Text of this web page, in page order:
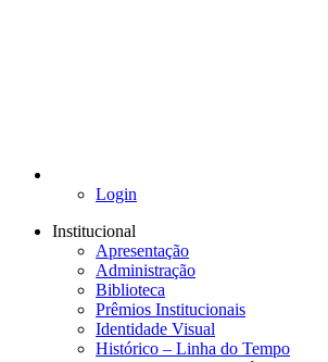
Login
Institucional
Apresentação
Administração
Biblioteca
Prêmios Institucionais
Identidade Visual
Histórico – Linha do Tempo